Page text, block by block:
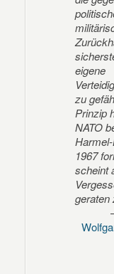
eigene
zu
Prinzip
NATO
1967
scheint
geraten